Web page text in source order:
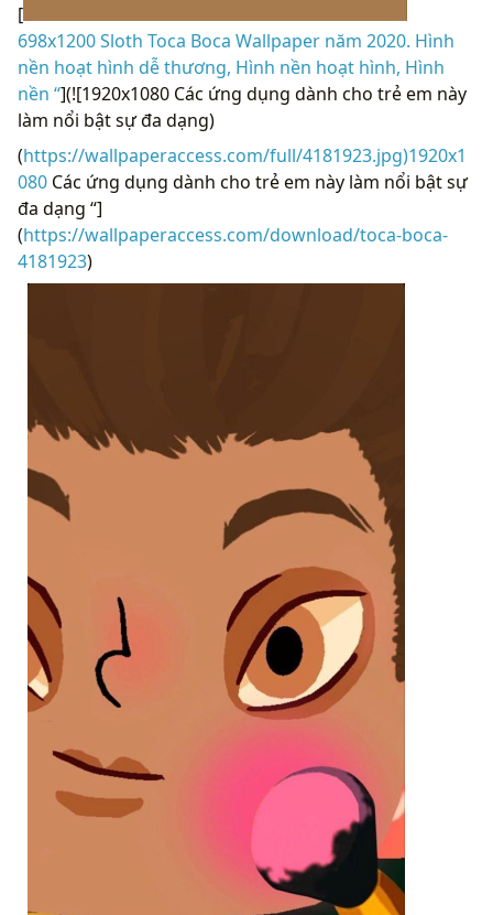
[
698x1200 Sloth Toca Boca Wallpaper năm 2020. Hình
nền hoạt hình dễ thương, Hình nền hoạt hình, Hình
nền “](![1920x1080 Các ứng dụng dành cho trẻ em này
làm nổi bật sự đa dạng)
(https://wallpaperaccess.com/full/4181923.jpg)1920x1
080 Các ứng dụng dành cho trẻ em này làm nổi bật sự
đa dạng “]
(https://wallpaperaccess.com/download/toca-boca-
4181923)